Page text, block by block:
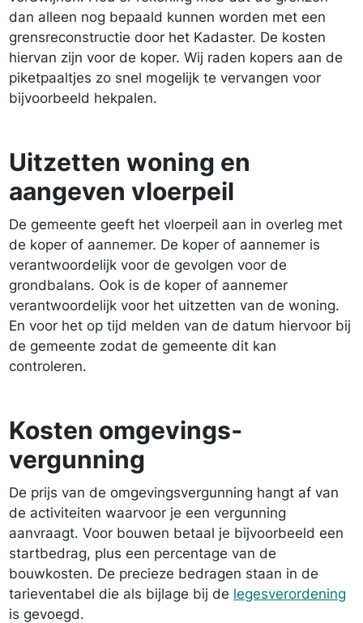
dan alleen nog bepaald kunnen worden met een
grensreconstructie door het Kadaster. De kosten
hiervan zijn voor de koper. Wij raden kopers aan de
piketpaaltjes zo snel mogelijk te vervangen voor
bijvoorbeeld hekpalen.
Uitzetten woning en
aangeven vloerpeil
De gemeente geeft het vloerpeil aan in overleg met
de koper of aannemer. De koper of aannemer is
verantwoordelijk voor de gevolgen voor de
grondbalans. Ook is de koper of aannemer
verantwoordelijk voor het uitzetten van de woning.
En voor het op tijd melden van de datum hiervoor bij
de gemeente zodat de gemeente dit kan
controleren.
Kosten omgevings­
vergunning
De prijs van de omgevings­vergunning hangt af van
de activi­teiten waarvoor je een vergunning
aanvraagt. Voor bouwen betaal je bijvoorbeeld een
startbedrag, plus een percentage van de
bouwkosten. De precieze bedragen staan in de
tarieventabel die als bijlage bij de legesverordening
is gevoegd.